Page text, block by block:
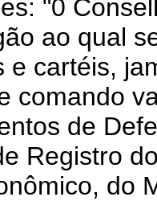
ao qual
e cartéis,
comando
de
Registro
do